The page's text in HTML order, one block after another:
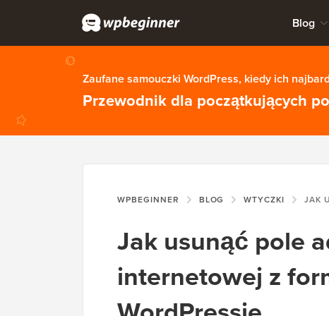
Blog
Zaufane samouczki WordPress, kiedy ich
Przewodnik dla początkujących
WPBEGINNER BLOG WTYCZKI JAK USUNĄĆ POLE
Jak usunąć pole
internetowej z